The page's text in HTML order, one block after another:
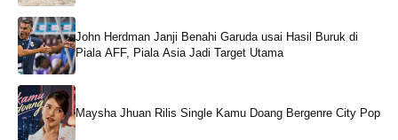
John Herdman Janji Benahi Garuda usai Hasil Buruk di
Piala AFF, Piala Asia Jadi Target Utama
Maysha Jhuan Rilis Single Kamu Doang Bergenre City Pop